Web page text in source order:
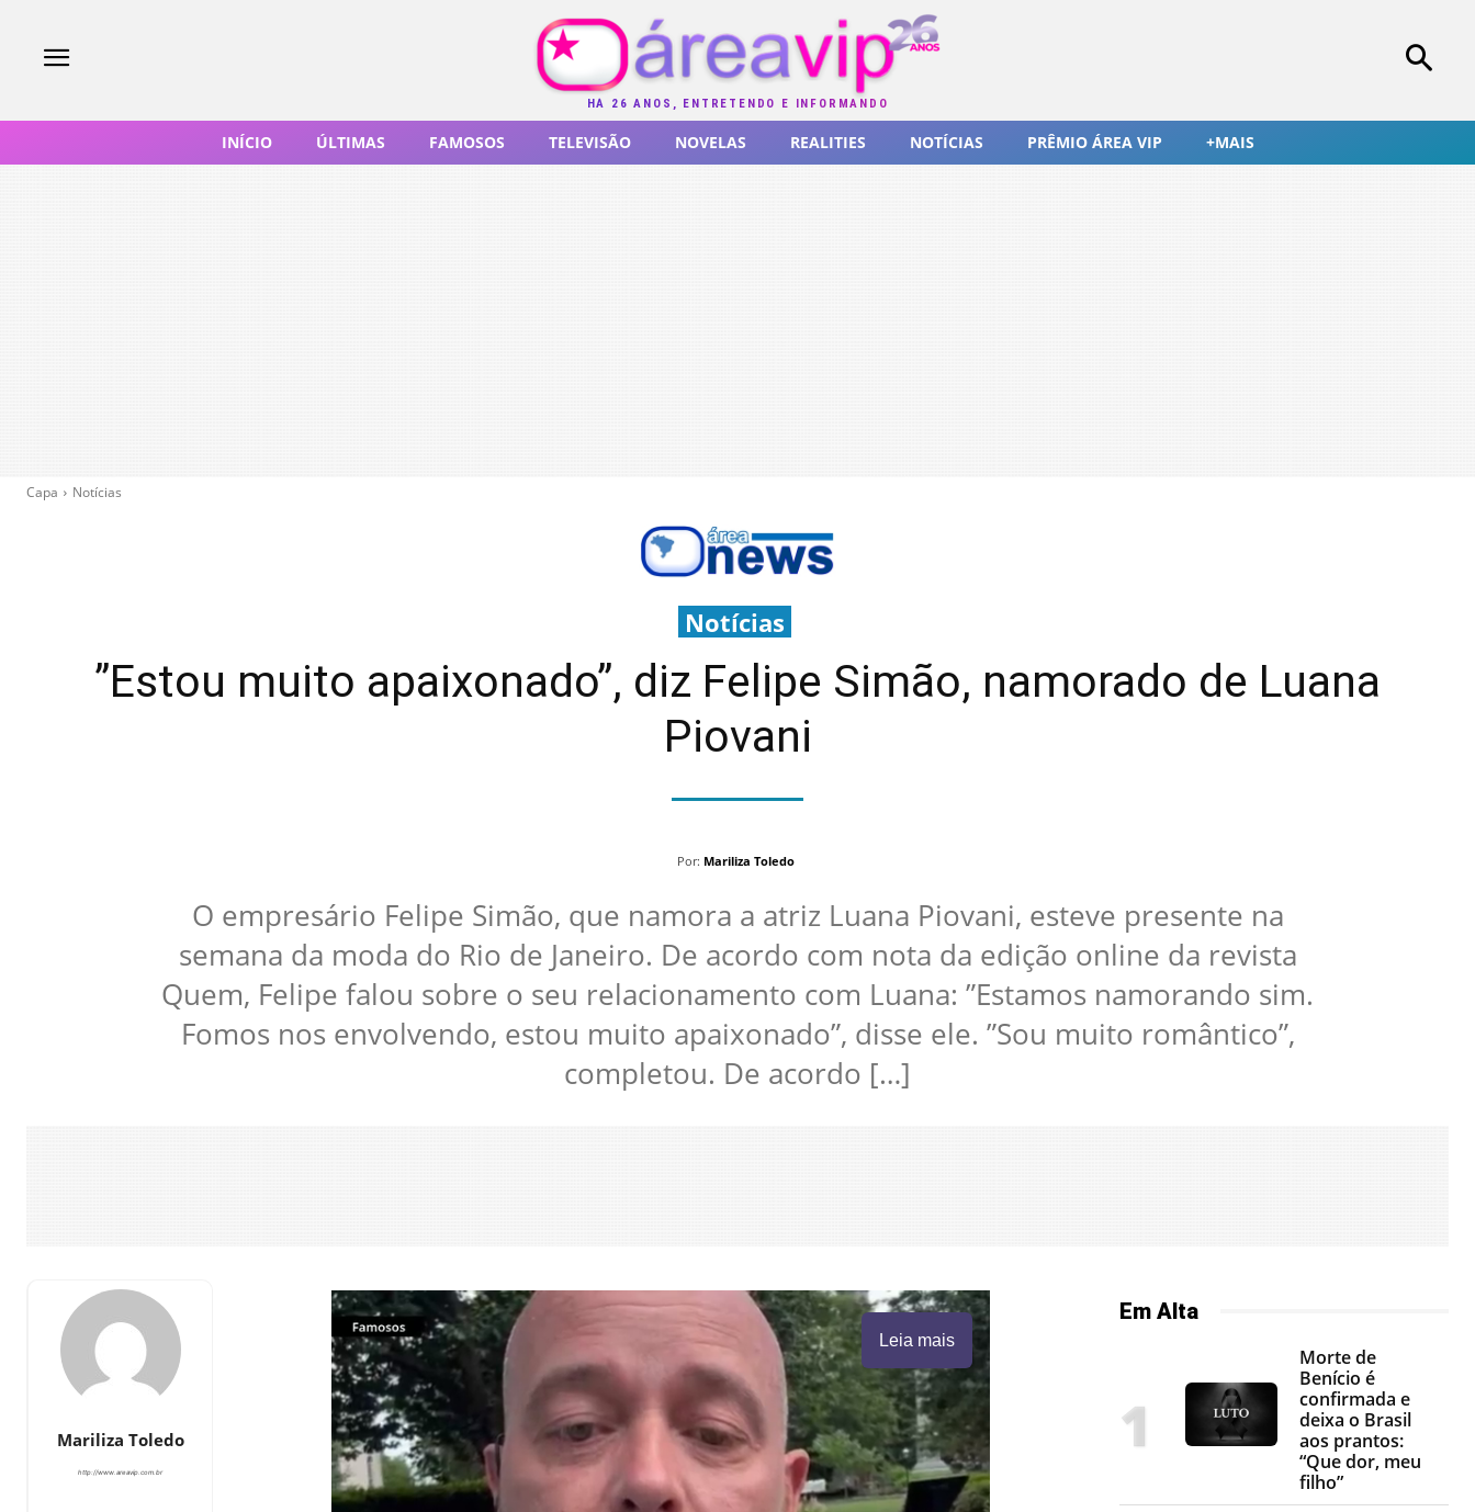
HÁ 26 ANOS, ENTRETENDO E INFORMANDO
INÍCIO ÚLTIMAS FAMOSOS TELEVISÃO NOVELAS REALITIES NOTÍCIAS PRÊMIO ÁREA VIP +MAIS
Capa Notícias
Notícias
”Estou muito apaixonado”, diz Felipe Simão, namorado de Luana
Piovani
Por: Mariliza Toledo
O empresário Felipe Simão, que namora a atriz Luana Piovani, esteve presente na
semana da moda do Rio de Janeiro. De acordo com nota da edição online da revista
Quem, Felipe falou sobre o seu relacionamento com Luana: ”Estamos namorando sim.
Fomos nos envolvendo, estou muito apaixonado”, disse ele. ”Sou muito romântico”,
completou. De acordo […]
Mariliza Toledo
http://www.areavip.com.br
Leia mais
Em Alta
Morte de
Benício é
confirmada e
deixa o Brasil
aos prantos:
“Que dor, meu
filho”